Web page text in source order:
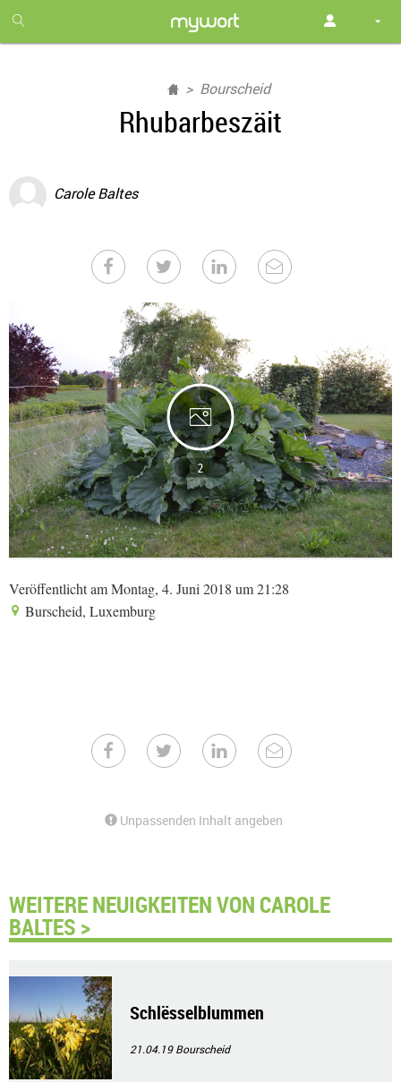
month
free
Bourscheid
Rhubarbeszäit
Carole Baltes
2
Veröffentlicht am Montag, 4. Juni 2018 um 21:28
Burscheid, Luxemburg
Unpassenden Inhalt angeben
WEITERE NEUIGKEITEN VON CAROLE
BALTES >
Schlësselblummen
21.04.19Bourscheid